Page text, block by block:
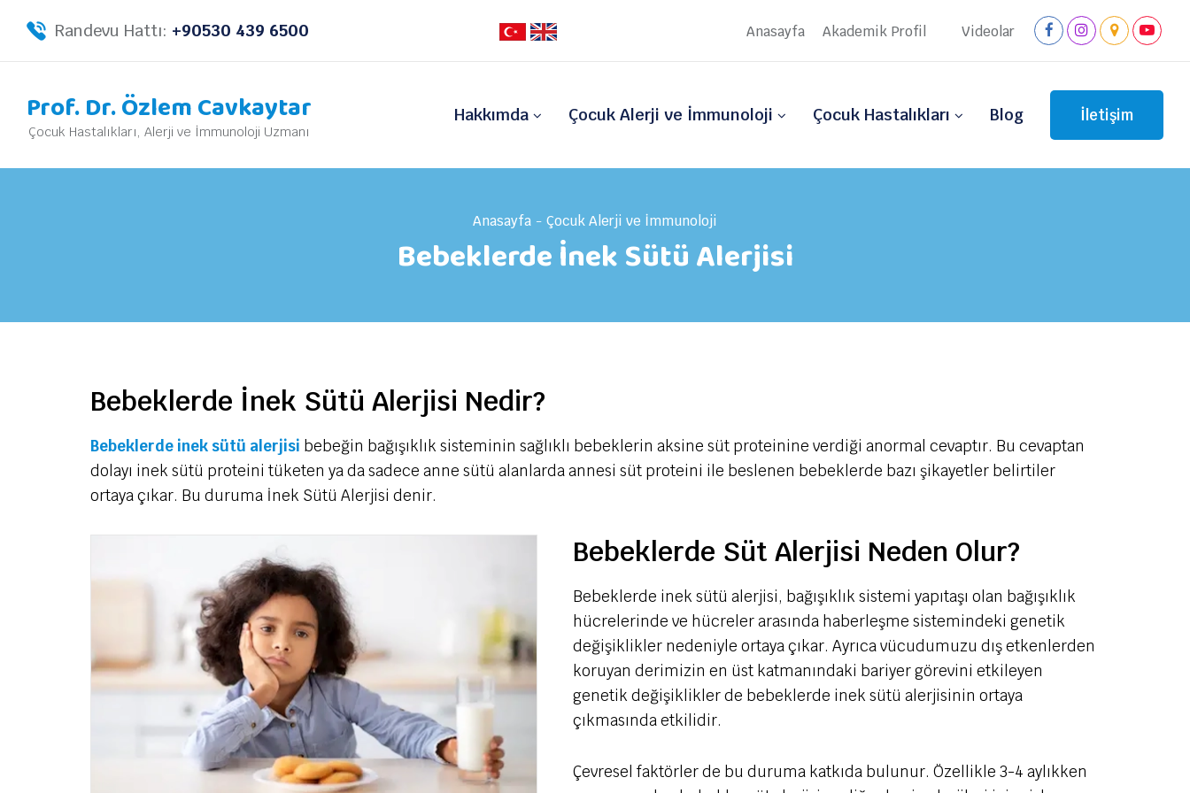
Randevu Hattı: +90530 439 6500 Anasayfa Akademik Profil Videolar
Prof. Dr. Özlem Cavkaytar
Çocuk Hastalıkları, Alerji ve İmmunoloji Uzmanı
Hakkımda Çocuk Alerji ve İmmunoloji Çocuk Hastalıkları Blog İletişim
Anasayfa Çocuk Alerji ve İmmunoloji
Bebeklerde İnek Sütü Alerjisi
Bebeklerde İnek Sütü Alerjisi Nedir?
Bebeklerde inek sütü alerjisi bebeğin bağışıklık sisteminin sağlıklı bebeklerin aksine süt proteinine verdiği anormal cevaptır. Bu cevaptan
dolayı inek sütü proteini tüketen ya da sadece anne sütü alanlarda annesi süt proteini ile beslenen bebeklerde bazı şikayetler belirtiler
ortaya çıkar. Bu duruma İnek Sütü Alerjisi denir.
Bebeklerde Süt Alerjisi Neden Olur?
Bebeklerde inek sütü alerjisi, bağışıklık sistemi yapıtaşı olan bağışıklık
hücrelerinde ve hücreler arasında haberleşme sistemindeki genetik
değişiklikler nedeniyle ortaya çıkar. Ayrıca vücudumuzu dış etkenlerden
koruyan derimizin en üst katmanındaki bariyer görevini etkileyen
genetik değişiklikler de bebeklerde inek sütü alerjisinin ortaya
çıkmasında etkilidir.
Çevresel faktörler de bu duruma katkıda bulunur. Özellikle 3-4 aylıkken